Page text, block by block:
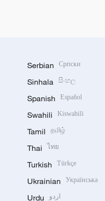
Serbian Српски
Sinhala සිංහල
Spanish Español
Swahili Kiswahili
Tamil தமிழ்
Thai ไทย
Turkish Türkçe
Ukrainian Українська
Urdu اردو